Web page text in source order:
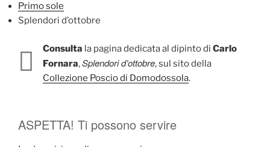
Primo sole
Splendori d’ottobre
Consulta la pagina dedicata al dipinto di Carlo
Fornara,Splendori d’ottobre, sul sito della
Collezione Poscio di Domodossola.
ASPETTA! Ti possono servire